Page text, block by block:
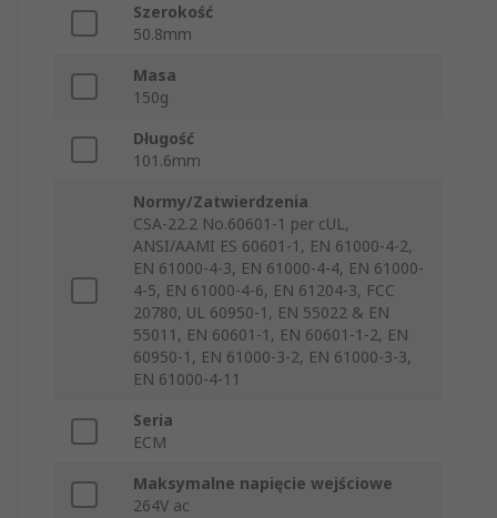
Szerokość
50.8mm
Masa
150g
Długość
101.6mm
Normy/Zatwierdzenia
CSA-22.2 No.60601-1 per cUL,
ANSI/AAMI ES 60601-1, EN 61000-4-2,
EN 61000-4-3, EN 61000-4-4, EN 61000-
4-5, EN 61000-4-6, EN 61204-3, FCC
20780, UL 60950-1, EN 55022 & EN
55011, EN 60601-1, EN 60601-1-2, EN
60950-1, EN 61000-3-2, EN 61000-3-3,
EN 61000-4-11
Seria
ECM
Maksymalne napięcie wejściowe
264V ac